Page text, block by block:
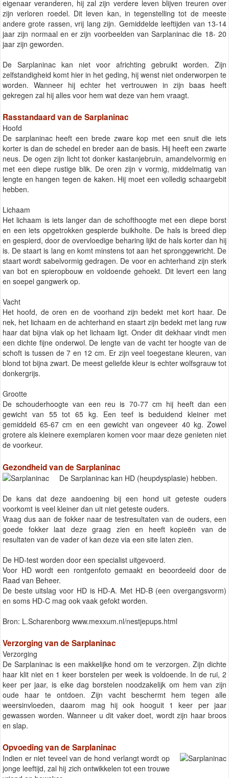
eigenaar veranderen, hij zal zijn verdere leven blijven treuren over
zijn verloren roedel. Dit leven kan, in tegenstelling tot de meeste
andere grote rassen, vrij lang zijn. Gemiddelde leeftijden van 13-14
jaar zijn normaal en er zijn voorbeelden van Sarplaninac die 18- 20
jaar zijn geworden.
De Sarplaninac kan niet voor africhting gebruikt worden. Zijn
zelfstandigheid komt hier in het geding, hij wenst niet onderworpen te
worden. Wanneer hij echter het vertrouwen in zijn baas heeft
gekregen zal hij alles voor hem wat deze van hem vraagt.
Rasstandaard van de Sarplaninac
Hoofd
De sarplaninac heeft een brede zware kop met een snuit die iets
korter is dan de schedel en breder aan de basis. Hij heeft een zwarte
neus. De ogen zijn licht tot donker kastanjebruin, amandelvormig en
met een diepe rustige blik. De oren zijn v vormig, middelmatig van
lengte en hangen tegen de kaken. Hij moet een volledig schaargebit
hebben.
Lichaam
Het lichaam is iets langer dan de schofthoogte met een diepe borst
en een iets opgetrokken gespierde buikholte. De hals is breed diep
en gespierd, door de overvloedige beharing lijkt de hals korter dan hij
is. De staart is lang en komt minstens tot aan het spronggewricht. De
staart wordt sabelvormig gedragen. De voor en achterhand zijn sterk
van bot en spieropbouw en voldoende gehoekt. Dit levert een lang
en soepel gangwerk op.
Vacht
Het hoofd, de oren en de voorhand zijn bedekt met kort haar. De
nek, het lichaam en de achterhand en staart zijn bedekt met lang ruw
haar dat bijna vlak op het lichaam ligt. Onder dit dekhaar vindt men
een dichte fijne onderwol. De lengte van de vacht ter hoogte van de
schoft is tussen de 7 en 12 cm. Er zijn veel toegestane kleuren, van
blond tot bijna zwart. De meest geliefde kleur is echter wolfsgrauw tot
donkergrijs.
Grootte
De schouderhoogte van een reu is 70-77 cm hij heeft dan een
gewicht van 55 tot 65 kg. Een teef is beduidend kleiner met
gemiddeld 65-67 cm en een gewicht van ongeveer 40 kg. Zowel
grotere als kleinere exemplaren komen voor maar deze genieten niet
de voorkeur.
Gezondheid van de Sarplaninac
De Sarplaninac kan HD (heupdysplasie) hebben.
De kans dat deze aandoening bij een hond uit geteste ouders
voorkomt is veel kleiner dan uit niet geteste ouders.
Vraag dus aan de fokker naar de testresultaten van de ouders, een
goede fokker laat deze graag zien en heeft kopieën van de
resultaten van de vader of kan deze via een site laten zien.
De HD-test worden door een specialist uitgevoerd.
Voor HD wordt een rontgenfoto gemaakt en beoordeeld door de
Raad van Beheer.
De beste uitslag voor HD is HD-A. Met HD-B (een overgangsvorm)
en soms HD-C mag ook vaak gefokt worden.
Bron: L.Scharenborg www.mexxum.nl/nestjepups.html
Verzorging van de Sarplaninac
Verzorging
De Sarplaninac is een makkelijke hond om te verzorgen. Zijn dichte
haar klit niet en 1 keer borstelen per week is voldoende. In de rui, 2
keer per jaar, is elke dag borstelen noodzakelijk om hem van zijn
oude haar te ontdoen. Zijn vacht beschermt hem tegen alle
weersinvloeden, daarom mag hij ook hooguit 1 keer per jaar
gewassen worden. Wanneer u dit vaker doet, wordt zijn haar broos
en slap.
Opvoeding van de Sarplaninac
Indien er niet teveel van de hond verlangt wordt op
jonge leeftijd, zal hij zich ontwikkelen tot een trouwe